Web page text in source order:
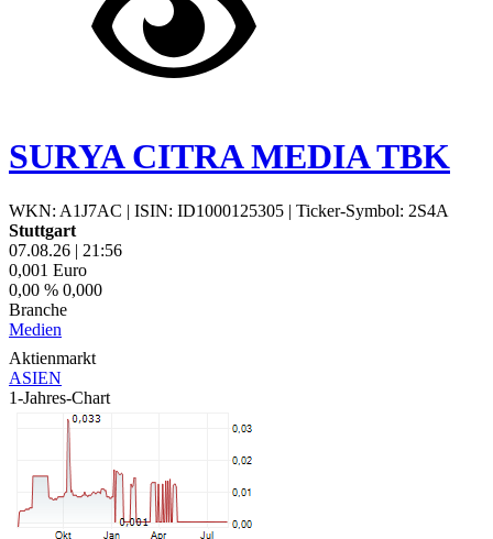
SURYA CITRA MEDIA TBK
WKN: A1J7AC | ISIN: ID1000125305 | Ticker-Symbol: 2S4A
Stuttgart
07.08.26 | 21:56
0,001 Euro
0,00 % 0,000
Branche
Medien
Aktienmarkt
ASIEN
1-Jahres-Chart